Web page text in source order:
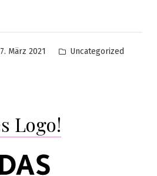
7. März 2021 Uncategorized
Logo!